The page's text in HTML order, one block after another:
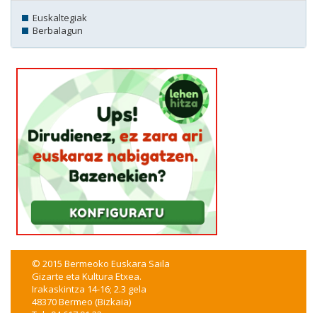
Euskaltegiak
Berbalagun
© 2015 Bermeoko Euskara Saila
Gizarte eta Kultura Etxea.
Irakaskintza 14-16; 2.3 gela
48370 Bermeo (Bizkaia)